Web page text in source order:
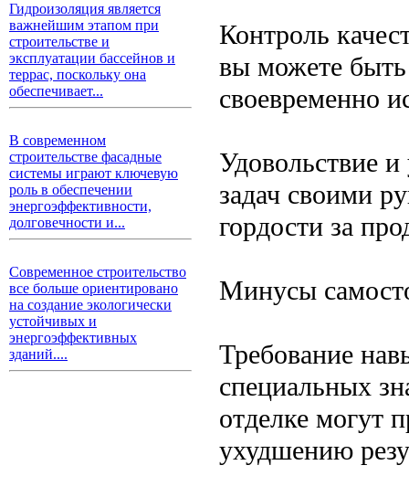
Гидроизоляция является
важнейшим этапом при
строительстве и
эксплуатации бассейнов и
террас, поскольку она
обеспечивает...
В современном
строительстве фасадные
системы играют ключевую
роль в обеспечении
энергоэффективности,
долговечности и...
Современное строительство
все больше ориентировано
на создание экологически
устойчивых и
энергоэффективных
зданий....
Контроль
вы можете быть
своевременно
Удовольствие
задач своими
гордости за
Минусы
Требование
специальных
отделке могут
ухудшению